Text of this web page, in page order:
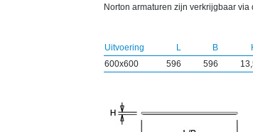
Norton armaturen zijn verkrijgbaar
Uitvoering L B
600x600
596 596